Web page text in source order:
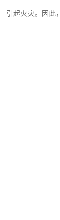
引起火灾。因此